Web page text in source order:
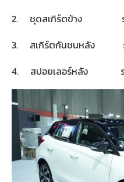
2. ชุดสเกิร์ตข้าง รา
3. สเกิร์ตกันชนหลัง ร
4. สปอยเลอร์หลัง รา